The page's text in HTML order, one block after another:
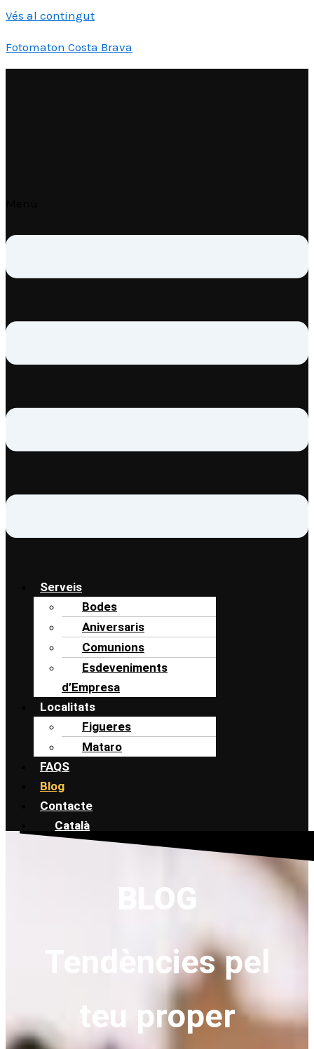
Vés al contingut
Fotomaton Costa Brava
Serveis
Bodes
Aniversaris
Comunions
Esdeveniments
d’Empresa
Localitats
Figueres
Mataro
FAQS
Blog
Contacte
Català
Español
BLOG
Tendències pel
teu proper